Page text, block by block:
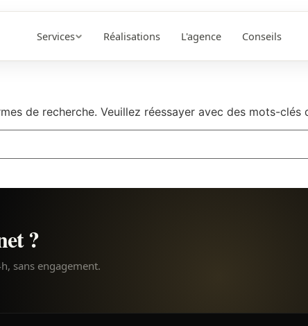
Services Réalisations L'agence Conseils
de recherche. Veuillez réessayer avec des mots-clés
?
sans engagement.